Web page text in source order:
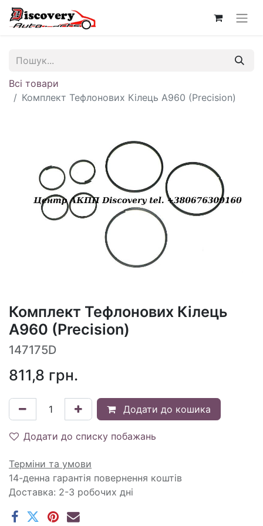
Всі товари
Комплект Тефлонових Кілець A960 (Precision)
Комплект Тефлонових Кілець
A960 (Precision)
147175D
811,8 грн.
Додати до кошика
Додати до списку побажань
Терміни та умови
14-денна гарантія повернення коштів
Доставка: 2-3 робочих дні